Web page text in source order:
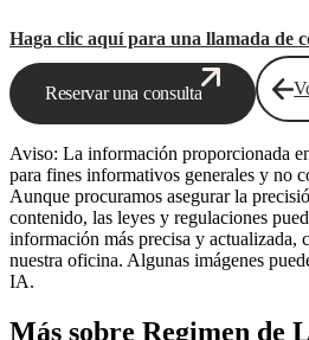
Haga clic aquí para una llamada de
Reservar una consulta
Aviso: La información proporcionada
para fines informativos generales y no
Aunque procuramos asegurar la
contenido, las leyes y regulaciones
información más precisa y actualizada,
nuestra oficina. Algunas imágenes
IA.
Más sobre Regimen de